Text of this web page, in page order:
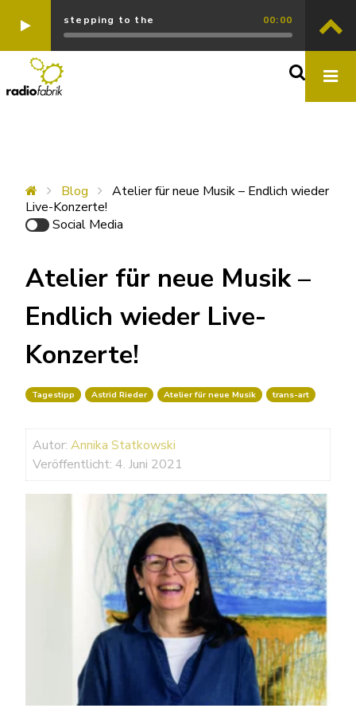
stepping to the 00:00
Blog
Atelier für neue Musik – Endlich wieder
Live-Konzerte!
Social Media
Atelier für neue Musik –
Endlich wieder Live-
Konzerte!
Tagestipp Astrid Rieder Atelier für neue Musik trans-art
Autor: Annika Statkowski
Veröffentlicht: 4. Juni 2021